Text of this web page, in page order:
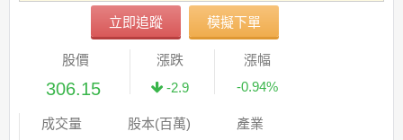
立即追蹤 模擬下單
股價
306.15
漲跌
-2.9
漲幅
-0.94%
成交量
股本(百萬)
產業